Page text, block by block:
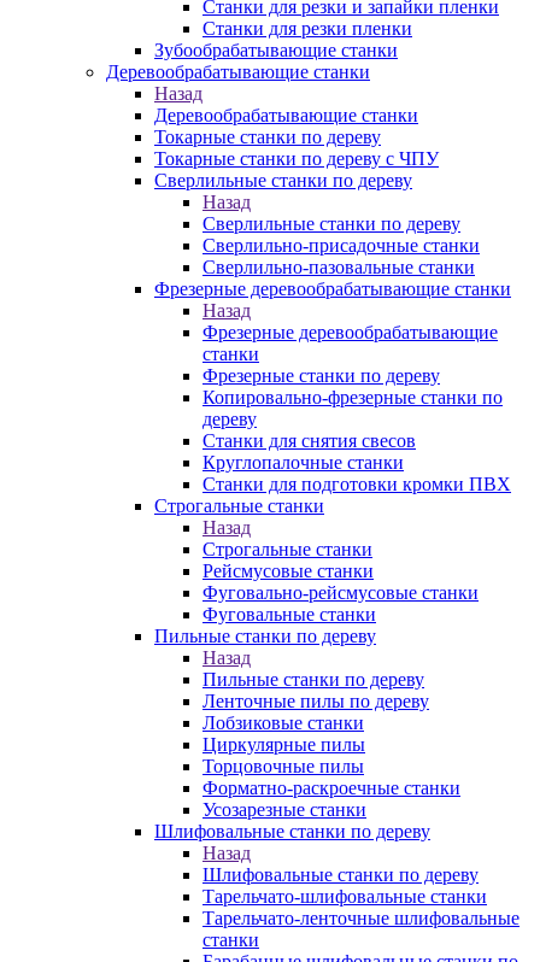
Станки для резки и запайки пленки
Станки для резки пленки
Зубообрабатывающие станки
Деревообрабатывающие станки
Назад
Деревообрабатывающие станки
Токарные станки по дереву
Токарные станки по дереву с ЧПУ
Сверлильные станки по дереву
Назад
Сверлильные станки по дереву
Сверлильно-присадочные станки
Сверлильно-пазовальные станки
Фрезерные деревообрабатывающие станки
Назад
Фрезерные деревообрабатывающие
станки
Фрезерные станки по дереву
Копировально-фрезерные станки по
дереву
Станки для снятия свесов
Круглопалочные станки
Станки для подготовки кромки ПВХ
Строгальные станки
Назад
Строгальные станки
Рейсмусовые станки
Фуговально-рейсмусовые станки
Фуговальные станки
Пильные станки по дереву
Назад
Пильные станки по дереву
Ленточные пилы по дереву
Лобзиковые станки
Циркулярные пилы
Торцовочные пилы
Форматно-раскроечные станки
Усозарезные станки
Шлифовальные станки по дереву
Назад
Шлифовальные станки по дереву
Тарельчато-шлифовальные станки
Тарельчато-ленточные шлифовальные
станки